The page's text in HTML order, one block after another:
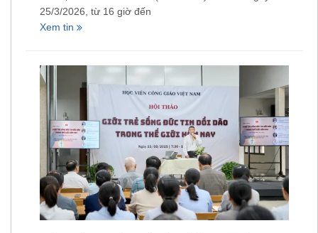
25/3/2026, từ 16 giờ đến
Xem tin